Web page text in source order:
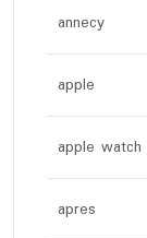
annecy
apple
apple
apres